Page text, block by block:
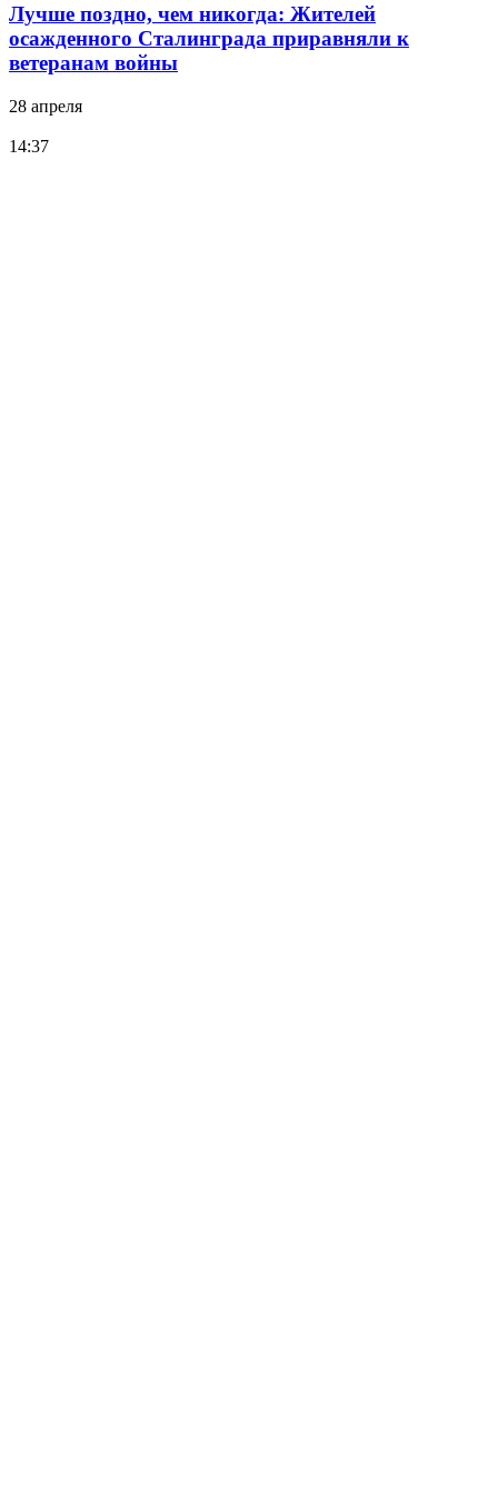
Лучше поздно, чем никогда: Жителей
осажденного Сталинграда приравняли к
ветеранам войны
28 апреля
14:37